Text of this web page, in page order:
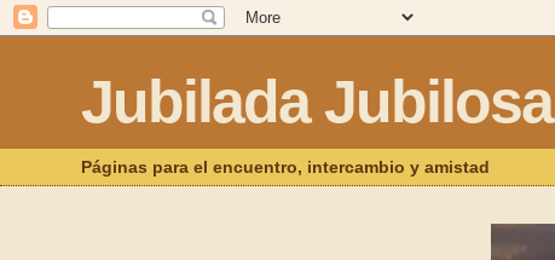
Jubilada Jubilosa
Páginas para el encuentro, intercambio y amistad